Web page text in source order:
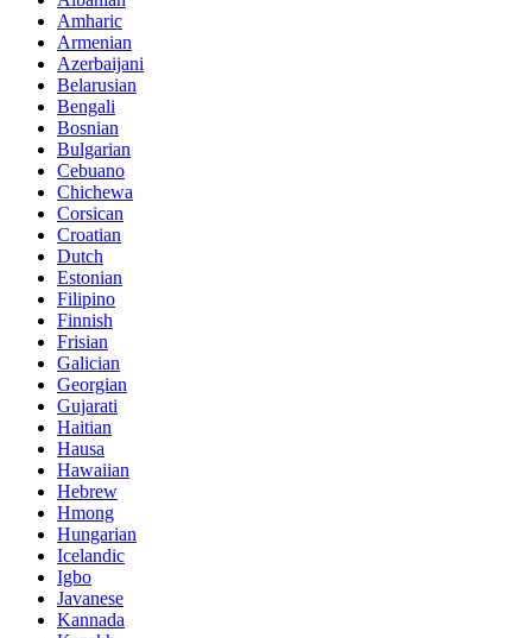
Amharic
Armenian
Azerbaijani
Belarusian
Bengali
Bosnian
Bulgarian
Cebuano
Chichewa
Corsican
Croatian
Dutch
Estonian
Filipino
Finnish
Frisian
Galician
Georgian
Gujarati
Haitian
Hausa
Hawaiian
Hebrew
Hmong
Hungarian
Icelandic
Igbo
Javanese
Kannada